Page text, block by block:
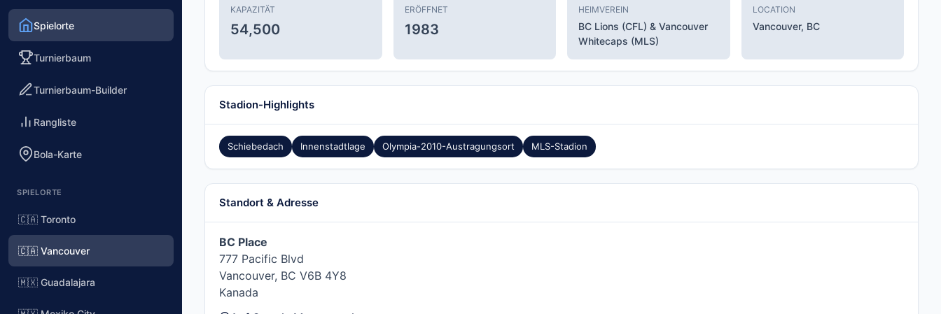
Spielorte
Turnierbaum
Turnierbaum-Builder
Rangliste
Bola-Karte
SPIELORTE
🇨🇦 Toronto
🇨🇦 Vancouver
🇲🇽 Guadalajara
KAPAZITÄT
54,500
ERÖFFNET
1983
HEIMVEREIN
BC Lions (CFL) & Vancouver
Whitecaps (MLS)
LOCATION
Vancouver, BC
Stadion-Highlights
Schiebedach Innenstadtlage Olympia-2010-Austragungsort MLS-Stadion
Standort & Adresse
BC Place
777 Pacific Blvd
Vancouver, BC V6B 4Y8
Kanada